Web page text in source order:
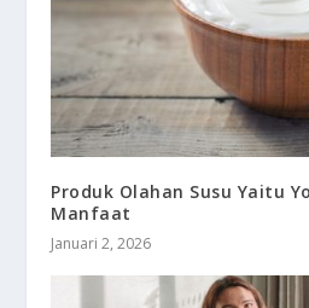
Produk Olahan Susu Yaitu
Manfaat
Januari 2, 2026